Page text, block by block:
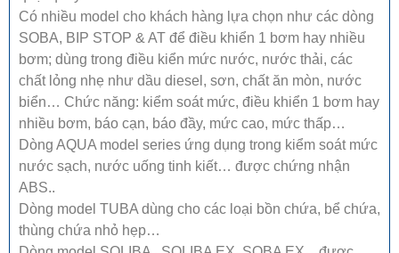
Có nhiều model cho khách hàng lựa chọn như các dòng
SOBA, BIP STOP & AT để điều khiển 1 bơm hay nhiều
bơm; dùng trong điều kiển mức nước, nước thải, các
chất lỏng nhẹ như dầu diesel, sơn, chất ăn mòn, nước
biển… Chức năng: kiểm soát mức, điều khiển 1 bơm hay
nhiều bơm, báo cạn, báo đầy, mức cao, mức thấp…
Dòng AQUA model series ứng dụng trong kiểm soát mức
nước sạch, nước uống tinh kiết… được chứng nhận
ABS..
Dòng model TUBA dùng cho các loại bồn chứa, bể chứa,
thùng chứa nhỏ hẹp…